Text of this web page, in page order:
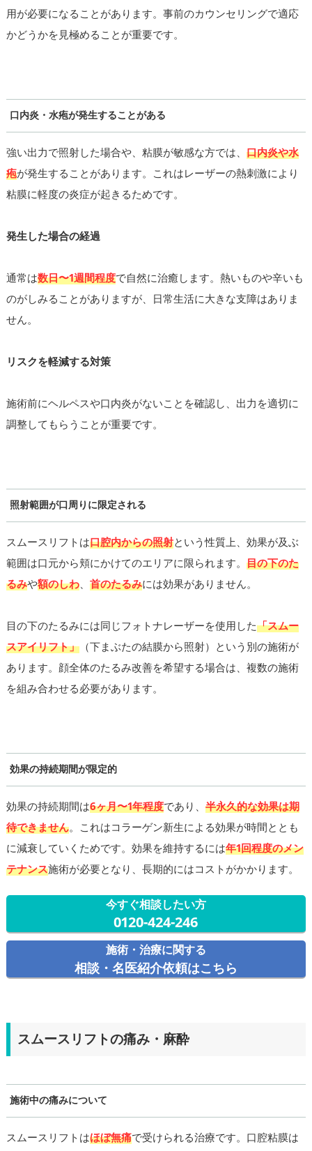
用が必要になることがあります。事前のカウンセリングで適応
かどうかを見極めることが重要です。
口内炎・水疱が発生することがある
強い出力で照射した場合や、粘膜が敏感な方では、 口内炎や水
疱が発生することがあります。これはレーザーの熱刺激により
粘膜に軽度の炎症が起きるためです。
発生した場合の経過
通常は数日〜1週間程度で自然に治癒します。熱いものや辛いも
のがしみることがありますが、日常生活に大きな支障はありま
せん。
リスクを軽減する対策
施術前にヘルペスや口内炎がないことを確認し、出力を適切に
調整してもらうことが重要です。
照射範囲が口周りに限定される
スムースリフトは口腔内からの照射という性質上、効果が及ぶ
範囲は口元から頬にかけてのエリアに限られます。 目の下のた
るみや額のしわ、 首のたるみには効果がありません。
目の下のたるみには同じフォトナレーザーを使用した「スムー
スアイリフト」（下まぶたの結膜から照射）という別の施術が
あります。顔全体のたるみ改善を希望する場合は、複数の施術
を組み合わせる必要があります。
効果の持続期間が限定的
効果の持続期間は6ヶ月〜1年程度であり、 半永久的な効果は期
待できません。これはコラーゲン新生による効果が時間ととも
に減衰していくためです。効果を維持するには年1回程度のメン
テナンス施術が必要となり、長期的にはコストがかかります。
今すぐ相談したい方
0120-424-246
施術・治療に関する
相談・名医紹介依頼はこちら
スムースリフトの痛み・麻酔
施術中の痛みについて
スムースリフトはほぼ無痛で受けられる治療です。口腔粘膜は